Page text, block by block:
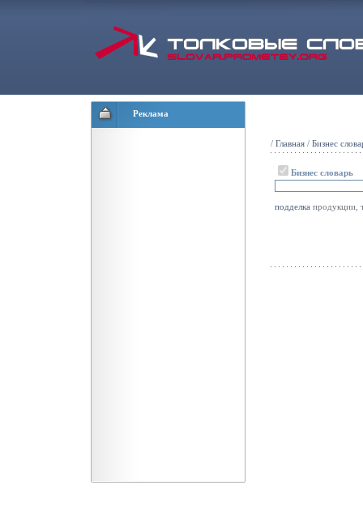
Реклама
/ Главная / Бизнес
Бизнес словарь
подделка продукции,